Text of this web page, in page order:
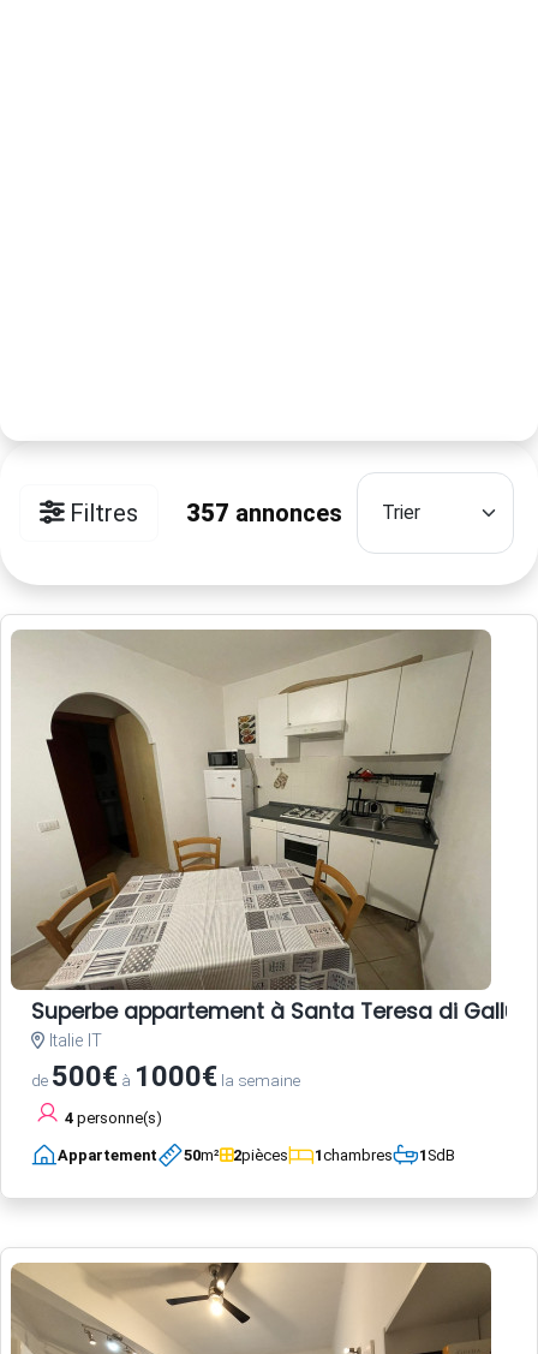
Filtres 357 annonces
Superbe appartement à Santa Teresa di
Italie IT
de 500€ à 1000€ la semaine
4 personne(s)
Appartement 50m² 2pièces 1chambres 1SdB